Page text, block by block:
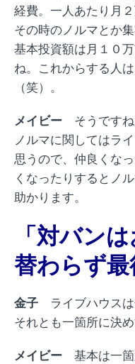
経費。一人あたり月
その時のノルマとか
基本投資額は月１０
ね。これからする人
（笑）。
メイビー そうです
ノルマに関してはラ
思うので、仲良くな
くなったりするとノ
助かります。
「対バン
替わらず最
金子 ライブハウス
それとも一箇所に決
メイビー 基本は一